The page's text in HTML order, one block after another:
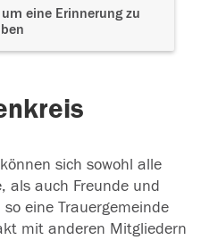
eine Erinnerung zu
sich sowohl alle
als auch Freunde und
eine Trauergemeinde
mit anderen Mitgliedern